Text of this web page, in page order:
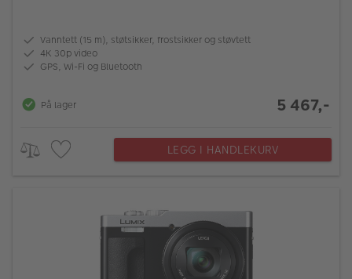
Vanntett (15 m), støtsikker, frostsikker og støvtett
4K 30p video
GPS, Wi-Fi og Bluetooth
På lager 5 467,-
LEGG I HANDLEKURV